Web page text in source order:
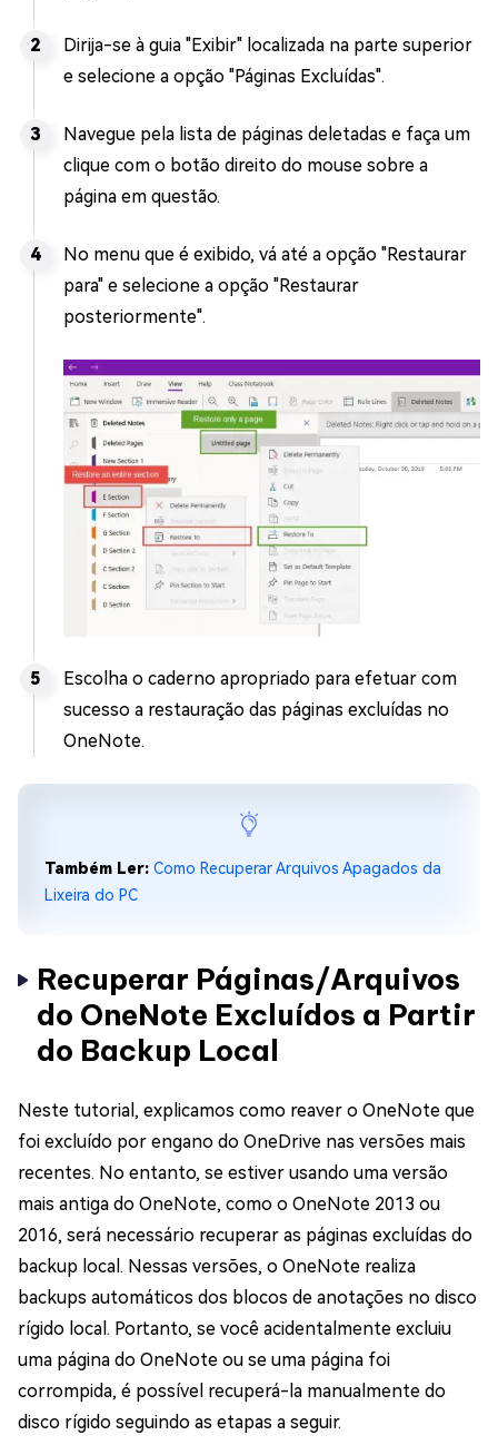
Dirija-se à guia "Exibir" localizada na parte superior
e selecione a opção "Páginas Excluídas".
Navegue pela lista de páginas deletadas e faça um
clique com o botão direito do mouse sobre a
página em questão.
No menu que é exibido, vá até a opção "Restaurar
para" e selecione a opção "Restaurar
posteriormente".
Escolha o caderno apropriado para efetuar com
sucesso a restauração das páginas excluídas no
OneNote.
Também Ler: Como Recuperar Arquivos Apagados da
Lixeira do PC
Recuperar Páginas/Arquivos
do OneNote Excluídos a Partir
do Backup Local
Neste tutorial, explicamos como reaver o OneNote que
foi excluído por engano do OneDrive nas versões mais
recentes. No entanto, se estiver usando uma versão
mais antiga do OneNote, como o OneNote 2013 ou
2016, será necessário recuperar as páginas excluídas do
backup local. Nessas versões, o OneNote realiza
backups automáticos dos blocos de anotações no disco
rígido local. Portanto, se você acidentalmente excluiu
uma página do OneNote ou se uma página foi
corrompida, é possível recuperá-la manualmente do
disco rígido seguindo as etapas a seguir.